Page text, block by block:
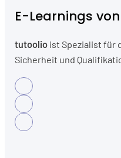
E-Learnings
tutoolio ist Spezialist für
Sicherheit und